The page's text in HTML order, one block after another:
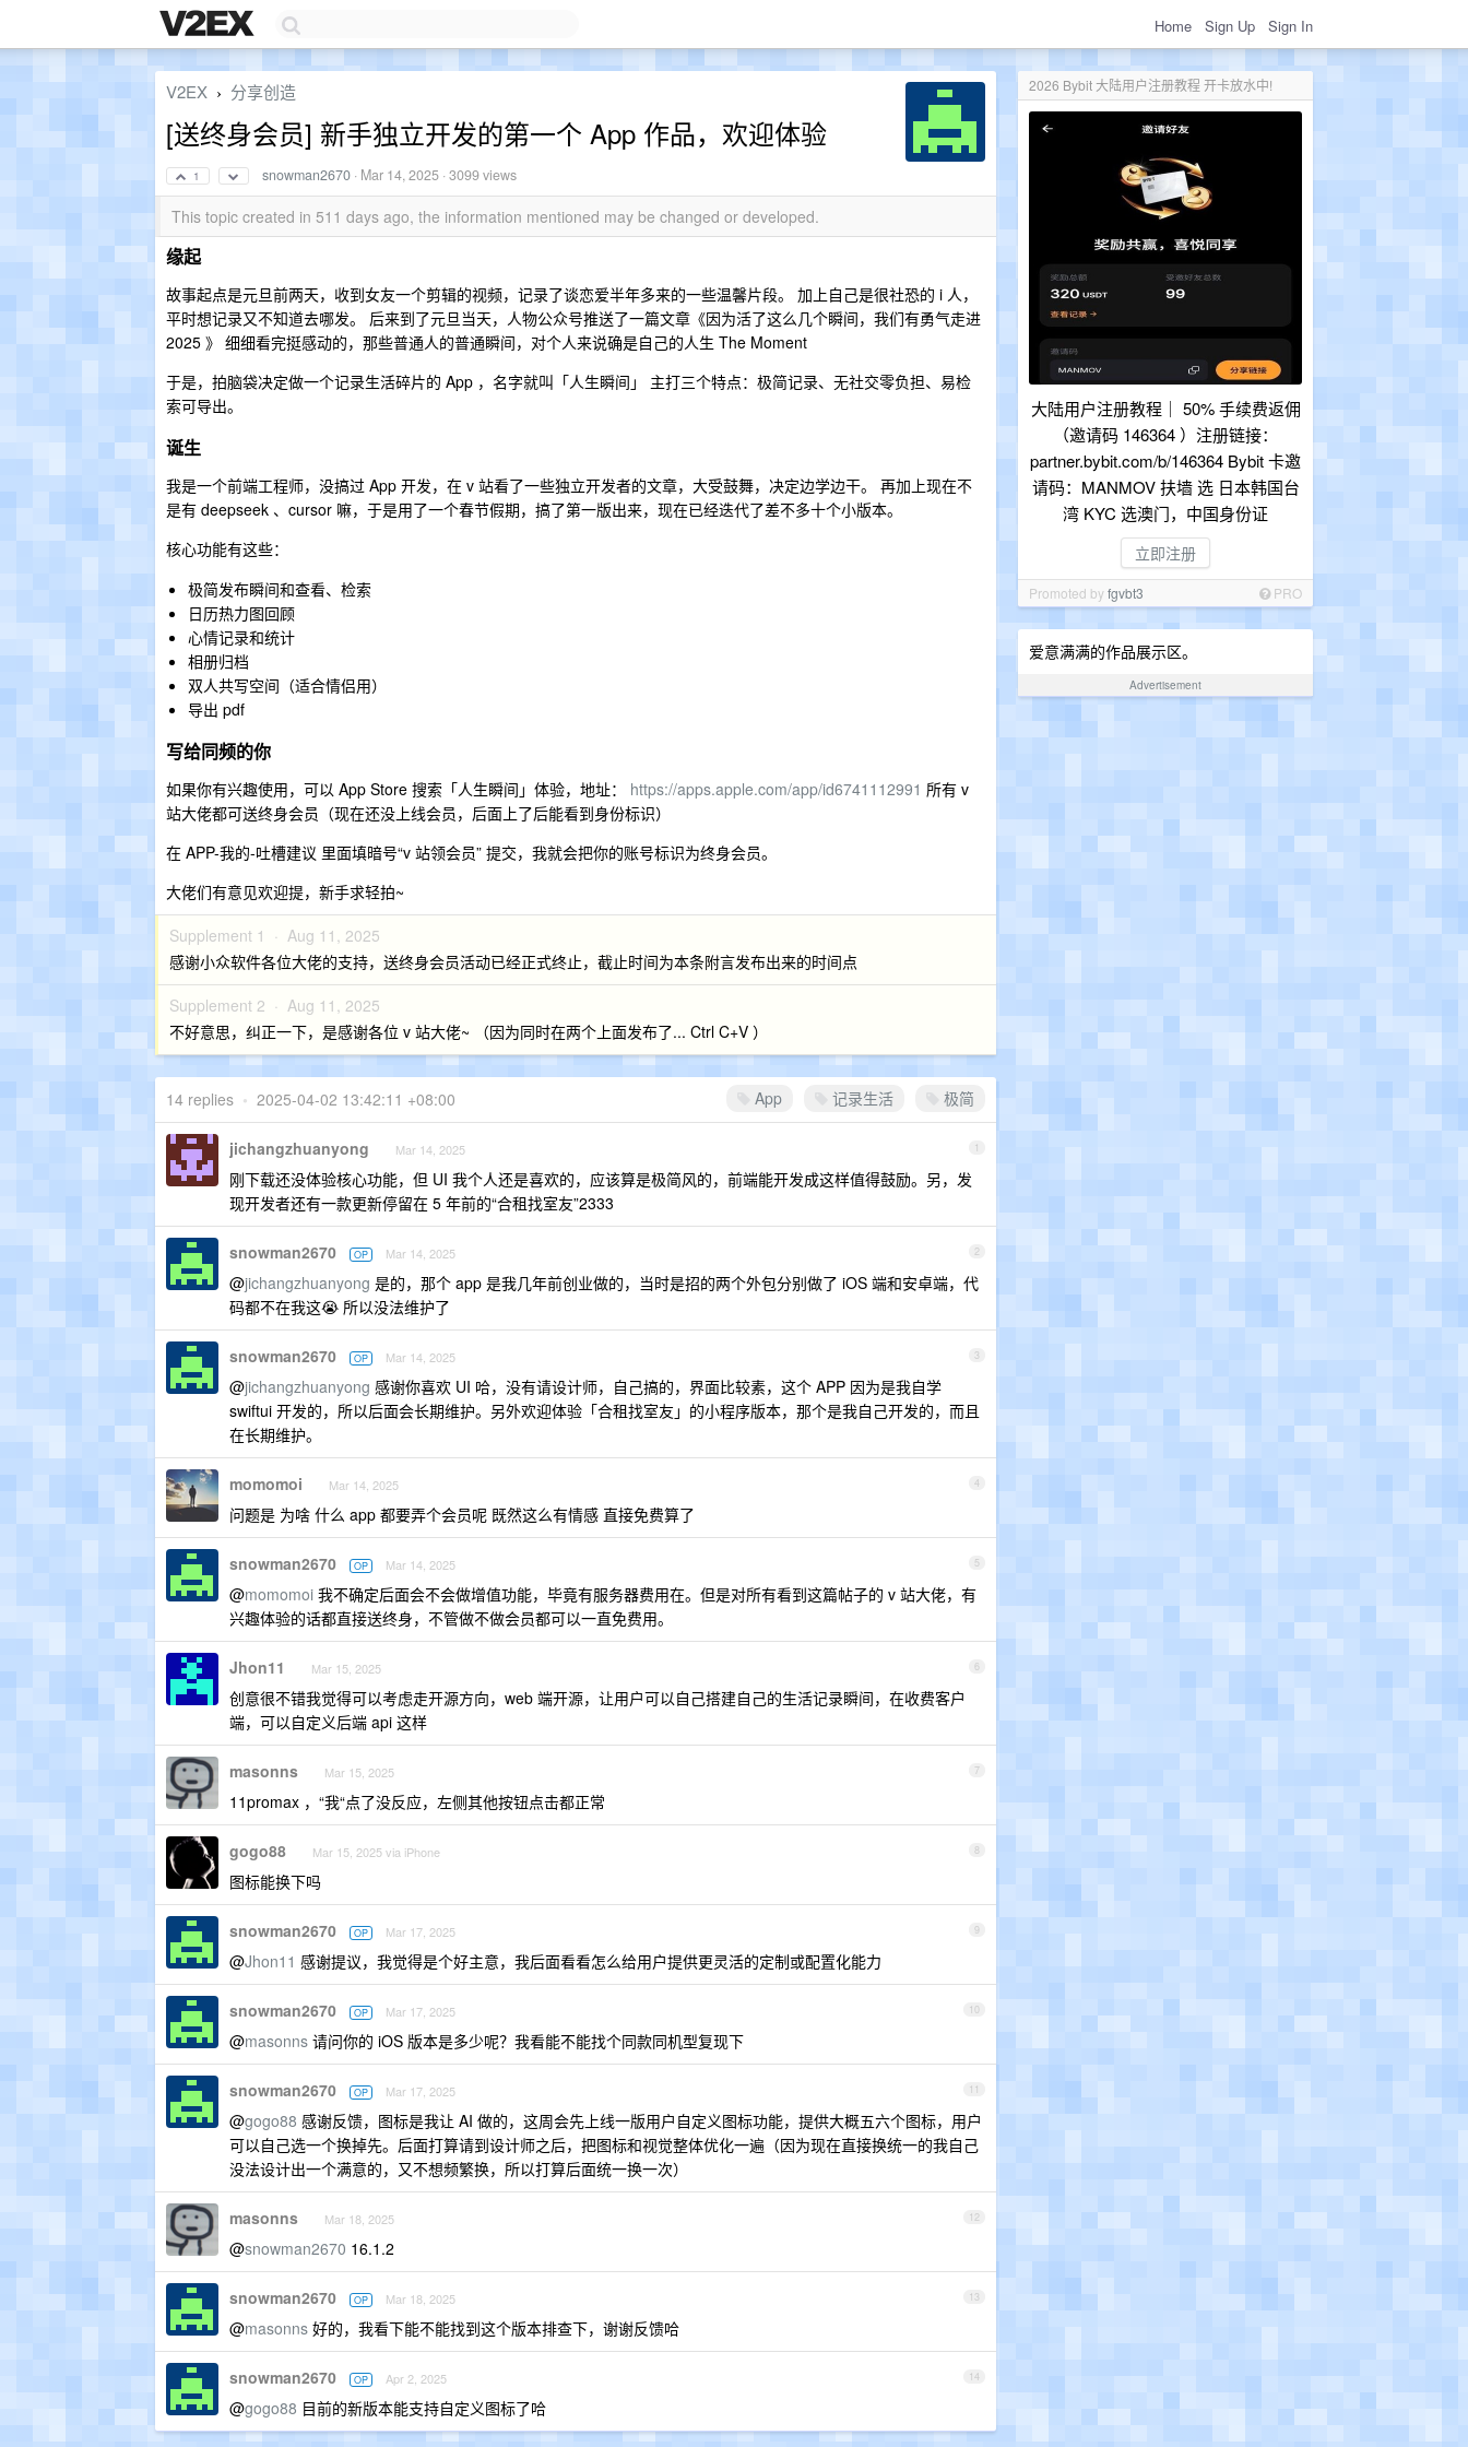
Home Sign Up Sign In
2026 Bybit 大陆用户注册教程 开卡放水中!
大陆用户注册教程｜ 50% 手续费返佣
（邀请码 146364 ）注册链接：
partner.bybit.com/b/146364 Bybit 卡邀
请码：MANMOV 扶墙 选 日本韩国台
湾 KYC 选澳门，中国身份证
立即注册
Promoted byfgvbt3 PRO
爱意满满的作品展示区。
Advertisement
V2EX › 分享创造
[送终身会员] 新手独立开发的第一个 App 作品，欢迎体验
1 snowman2670 · Mar 14, 2025 · 3099 views
This topic created in 511 days ago, the information mentioned may be changed or developed.
缘起
故事起点是元旦前两天，收到女友一个剪辑的视频，记录了谈恋爱半年多来的一些温馨片段。 加上自己是很社恐的 i 人，
平时想记录又不知道去哪发。 后来到了元旦当天，人物公众号推送了一篇文章《因为活了这么几个瞬间，我们有勇气走进
2025 》 细细看完挺感动的，那些普通人的普通瞬间，对个人来说确是自己的人生 The Moment
于是，拍脑袋决定做一个记录生活碎片的 App ，名字就叫「人生瞬间」 主打三个特点：极简记录、无社交零负担、易检
索可导出。
诞生
我是一个前端工程师，没搞过 App 开发，在 v 站看了一些独立开发者的文章，大受鼓舞，决定边学边干。 再加上现在不
是有 deepseek 、cursor 嘛，于是用了一个春节假期，搞了第一版出来，现在已经迭代了差不多十个小版本。
核心功能有这些：
极简发布瞬间和查看、检索
日历热力图回顾
心情记录和统计
相册归档
双人共写空间（适合情侣用）
导出 pdf
写给同频的你
如果你有兴趣使用，可以 App Store 搜索「人生瞬间」体验，地址： https://apps.apple.com/app/id6741112991 所有 v
站大佬都可送终身会员（现在还没上线会员，后面上了后能看到身份标识）
在 APP-我的-吐槽建议 里面填暗号“v 站领会员” 提交，我就会把你的账号标识为终身会员。
大佬们有意见欢迎提，新手求轻拍~
Supplement 1 · Aug 11, 2025
感谢小众软件各位大佬的支持，送终身会员活动已经正式终止，截止时间为本条附言发布出来的时间点
Supplement 2 · Aug 11, 2025
不好意思，纠正一下，是感谢各位 v 站大佬~ （因为同时在两个上面发布了... Ctrl C+V ）
App 记录生活 极简
14 replies • 2025-04-02 13:42:11 +08:00
1
jichangzhuanyong Mar 14, 2025
刚下载还没体验核心功能，但 UI 我个人还是喜欢的，应该算是极简风的，前端能开发成这样值得鼓励。另，发
现开发者还有一款更新停留在 5 年前的“合租找室友”2333
2
snowman2670 OP Mar 14, 2025
@jichangzhuanyong 是的，那个 app 是我几年前创业做的，当时是招的两个外包分别做了 iOS 端和安卓端，代
码都不在我这😭 所以没法维护了
3
snowman2670 OP Mar 14, 2025
@jichangzhuanyong 感谢你喜欢 UI 哈，没有请设计师，自己搞的，界面比较素，这个 APP 因为是我自学
swiftui 开发的，所以后面会长期维护。另外欢迎体验「合租找室友」的小程序版本，那个是我自己开发的，而且
在长期维护。
4
momomoi Mar 14, 2025
问题是 为啥 什么 app 都要弄个会员呢 既然这么有情感 直接免费算了
5
snowman2670 OP Mar 14, 2025
@momomoi 我不确定后面会不会做增值功能，毕竟有服务器费用在。但是对所有看到这篇帖子的 v 站大佬，有
兴趣体验的话都直接送终身，不管做不做会员都可以一直免费用。
6
Jhon11 Mar 15, 2025
创意很不错我觉得可以考虑走开源方向，web 端开源，让用户可以自己搭建自己的生活记录瞬间，在收费客户
端，可以自定义后端 api 这样
7
masonns Mar 15, 2025
11promax ，“我“点了没反应，左侧其他按钮点击都正常
8
gogo88 Mar 15, 2025 via iPhone
图标能换下吗
9
snowman2670 OP Mar 17, 2025
@Jhon11 感谢提议，我觉得是个好主意，我后面看看怎么给用户提供更灵活的定制或配置化能力
10
snowman2670 OP Mar 17, 2025
@masonns 请问你的 iOS 版本是多少呢？我看能不能找个同款同机型复现下
11
snowman2670 OP Mar 17, 2025
@gogo88 感谢反馈，图标是我让 AI 做的，这周会先上线一版用户自定义图标功能，提供大概五六个图标，用户
可以自己选一个换掉先。后面打算请到设计师之后，把图标和视觉整体优化一遍（因为现在直接换统一的我自己
没法设计出一个满意的，又不想频繁换，所以打算后面统一换一次）
12
masonns Mar 18, 2025
@snowman2670 16.1.2
13
snowman2670 OP Mar 18, 2025
@masonns 好的，我看下能不能找到这个版本排查下，谢谢反馈哈
14
snowman2670 OP Apr 2, 2025
@gogo88 目前的新版本能支持自定义图标了哈